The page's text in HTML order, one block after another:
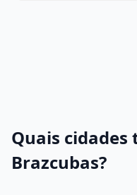
Quais cidades
Brazcubas?